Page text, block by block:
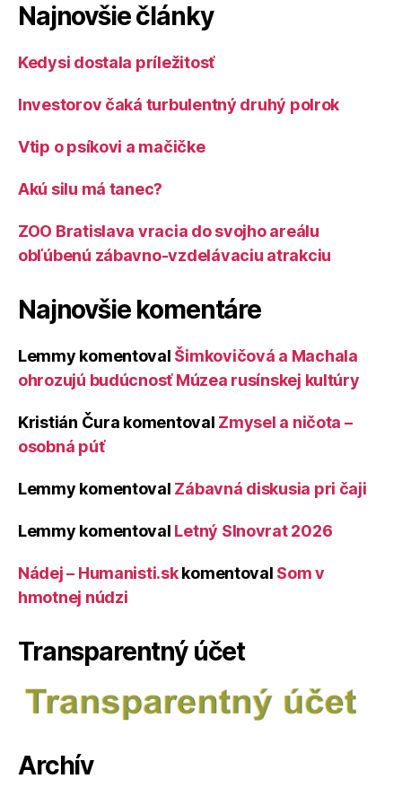
Najnovšie články
Kedysi dostala príležitosť
Investorov čaká turbulentný druhý polrok
Vtip o psíkovi a mačičke
Akú silu má tanec?
ZOO Bratislava vracia do svojho areálu
obľúbenú zábavno-vzdelávaciu atrakciu
Najnovšie komentáre
Lemmy komentoval Šimkovičová a Machala
ohrozujú budúcnosť Múzea rusínskej kultúry
Kristián Čura komentoval Zmysel a ničota –
osobná púť
Lemmy komentoval Zábavná diskusia pri čaji
Lemmy komentoval Letný Slnovrat 2026
Nádej – Humanisti.skkomentoval Som v
hmotnej núdzi
Transparentný účet
Archív